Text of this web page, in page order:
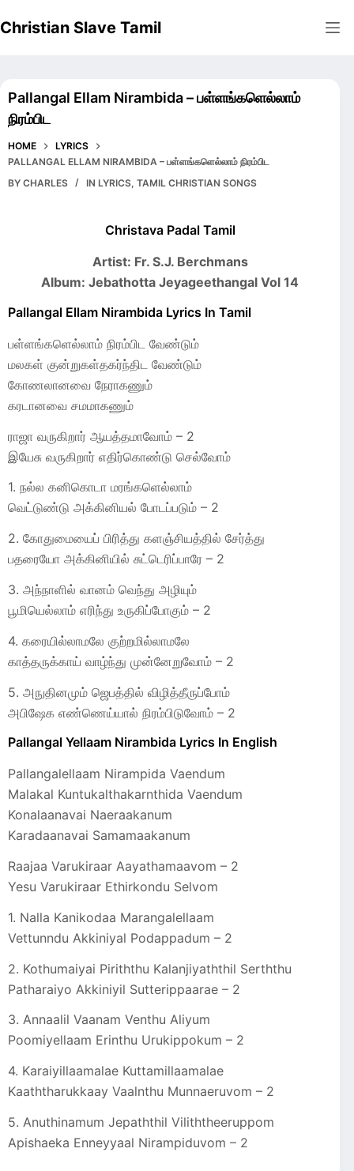
to
Christian Slave Tamil
Pallangal Ellam Nirambida – பள்ளங்களெல்லாம்
நிரம்பிட
HOME
LYRICS
PALLANGAL ELLAM NIRAMBIDA – பள்ளங்களெல்லாம் நிரம்பிட
BY CHARLES IN LYRICS,TAMIL CHRISTIAN SONGS
Christava Padal Tamil
Artist: Fr. S.J. Berchmans
Album: Jebathotta Jeyageethangal Vol 14
Pallangal Ellam Nirambida Lyrics In Tamil
பள்ளங்களெல்லாம் நிரம்பிட வேண்டும்
மலகள் குன்றுகள்தகர்ந்திட வேண்டும்
கோணலானவை நேராகணும்
கரடானவை சமமாகணும்
ராஜா வருகிறார் ஆயத்தமாவோம் – 2
இயேசு வருகிறார் எதிர்கொண்டு செல்வோம்
1. நல்ல கனிகொடா மரங்களெல்லாம்
வெட்டுண்டு அக்கினியல் போடப்படும் – 2
2. கோதுமையைப் பிரித்து களஞ்சியத்தில் சேர்த்து
பதரையோ அக்கினியில் சுட்டெரிப்பாரே – 2
3. அந்நாளில் வானம் வெந்து அழியும்
பூமியெல்லாம் எரிந்து உருகிப்போகும் – 2
4. கரையில்லாமலே குற்றமில்லாமலே
காத்தருக்காய் வாழ்ந்து முன்னேறுவோம் – 2
5. அநுதினமும் ஜெபத்தில் விழித்தீருப்போம்
அபிஷேக எண்ணெய்யால் நிரம்பிடுவோம் – 2
Pallangal Yellaam Nirambida Lyrics In English
Pallangalellaam Nirampida Vaendum
Malakal Kuntukalthakarnthida Vaendum
Konalaanavai Naeraakanum
Karadaanavai Samamaakanum
Raajaa Varukiraar Aayathamaavom – 2
Yesu Varukiraar Ethirkondu Selvom
1. Nalla Kanikodaa Marangalellaam
Vettunndu Akkiniyal Podappadum – 2
2. Kothumaiyai Piriththu Kalanjiyaththil Serththu
Patharaiyo Akkiniyil Sutterippaarae – 2
3. Annaalil Vaanam Venthu Aliyum
Poomiyellaam Erinthu Urukippokum – 2
4. Karaiyillaamalae Kuttamillaamalae
Kaaththarukkaay Vaalnthu Munnaeruvom – 2
5. Anuthinamum Jepaththil Viliththeeruppom
Apishaeka Enneyyaal Nirampiduvom – 2